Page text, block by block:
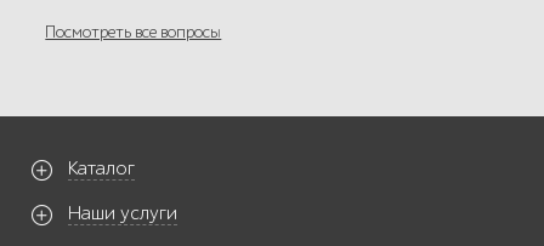
Посмотреть все вопросы
Каталог
Наши услуги